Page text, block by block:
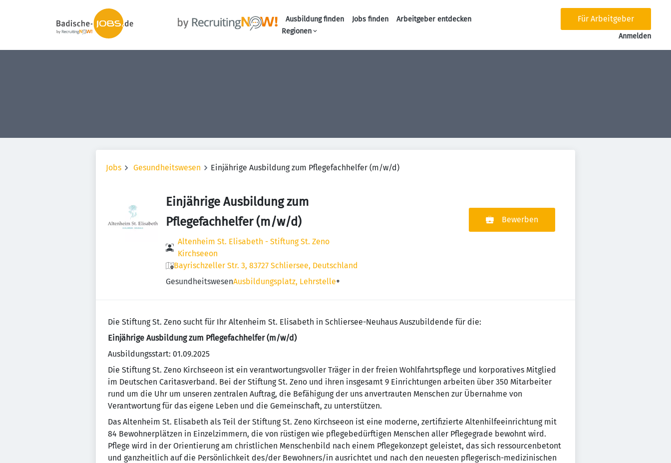
Ausbildung finden Jobs finden
Arbeitgeber entdecken
Regionen
Für Arbeitgeber
Anmelden
Jobs Gesundheitswesen Einjährige Ausbildung zum Pflegefachhelfer (m/w/d)
Einjährige Ausbildung zum
Pflegefachhelfer (m/w/d)
Altenheim St. Elisabeth - Stiftung St. Zeno
Kirchseeon
Bayrischzeller Str. 3, 83727 Schliersee, Deutschland
GesundheitswesenAusbildungsplatz, Lehrstelle+
Bewerben
Die Stiftung St. Zeno sucht für Ihr Altenheim St. Elisabeth in Schliersee-Neuhaus Auszubildende für die:
Einjährige Ausbildung zum Pflegefachhelfer (m/w/d)
Ausbildungsstart: 01.09.2025
Die Stiftung St. Zeno Kirchseeon ist ein verantwortungsvoller Träger in der freien Wohlfahrtspflege und korporatives Mitglied
im Deutschen Caritasverband. Bei der Stiftung St. Zeno und ihren insgesamt 9 Einrichtungen arbeiten über 350 Mitarbeiter
rund um die Uhr um unseren zentralen Auftrag, die Befähigung der uns anvertrauten Menschen zur Übernahme von
Verantwortung für das eigene Leben und die Gemeinschaft, zu unterstützen.
Das Altenheim St. Elisabeth als Teil der Stiftung St. Zeno Kirchseeon ist eine moderne, zertifizierte Altenhilfeeinrichtung mit
84 Bewohnerplätzen in Einzelzimmern, die von rüstigen wie pflegebedürftigen Menschen aller Pflegegrade bewohnt wird.
Pflege wird in der Orientierung am christlichen Menschenbild nach einem Pflegekonzept geleistet, das sich ressourcenbetont
und ganzheitlich auf die Persönlichkeit des/der Bewohners/in ausrichtet und nach den neuesten pflegerisch-medizinischen